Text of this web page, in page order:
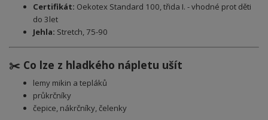
Certifikát: Oekotex Standard 100, třida I. - vhodné prot děti
do 3let
Jehla: Stretch, 75-90
✂️ Co lze z hladkého nápletu ušít
lemy mikin a tepláků
průkrčníky
čepice, nákrčníky, čelenky